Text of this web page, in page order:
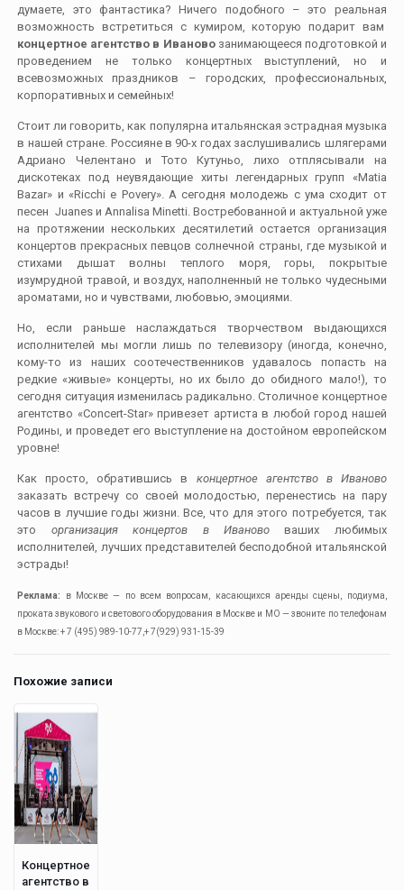
думаете, это фантастика? Ничего подобного – это реальная
возможность встретиться с кумиром, которую подарит вам
концертное агентство в Ивановозанимающееся подготовкой и
проведением не только концертных выступлений, но и
всевозможных праздников – городских, профессиональных,
корпоративных и семейных!
Стоит ли говорить, как популярна итальянская эстрадная музыка
в нашей стране. Россияне в 90-х годах заслушивались шлягерами
Адриано Челентано и Тото Кутуньо, лихо отплясывали на
дискотеках под неувядающие хиты легендарных групп «Matia
Bazar» и «Ricchi e Povery». А сегодня молодежь с ума сходит от
песен Juanes и Annalisa Minetti. Востребованной и актуальной уже
на протяжении нескольких десятилетий остается организация
концертов прекрасных певцов солнечной страны, где музыкой и
стихами дышат волны теплого моря, горы, покрытые
изумрудной травой, и воздух, наполненный не только чудесными
ароматами, но и чувствами, любовью, эмоциями.
Но, если раньше наслаждаться творчеством выдающихся
исполнителей мы могли лишь по телевизору (иногда, конечно,
кому-то из наших соотечественников удавалось попасть на
редкие «живые» концерты, но их было до обидного мало!), то
сегодня ситуация изменилась радикально. Столичное концертное
агентство «Concert-Star» привезет артиста в любой город нашей
Родины, и проведет его выступление на достойном европейском
уровне!
Как просто, обратившись в концертное агентство в Иваново
заказать встречу со своей молодостью, перенестись на пару
часов в лучшие годы жизни. Все, что для этого потребуется, так
это организация концертов в Иванововаших любимых
исполнителей, лучших представителей бесподобной итальянской
эстрады!
Реклама:
в Москве — по всем вопросам, касающихся аренды сцены, подиума,
проката звукового и светового оборудования в Москве и МО — звоните по телефонам
в Москве: + 7 (495) 989-10-77,+ 7(929) 931-15-39
Похожие записи
Концертное
агентство в